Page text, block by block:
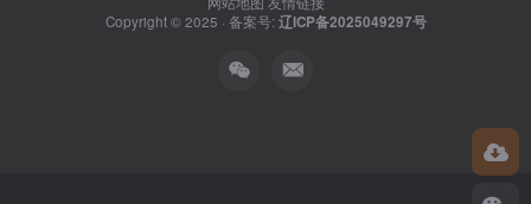
Copyright © 2025 · 备案号: 辽ICP备2025049297号